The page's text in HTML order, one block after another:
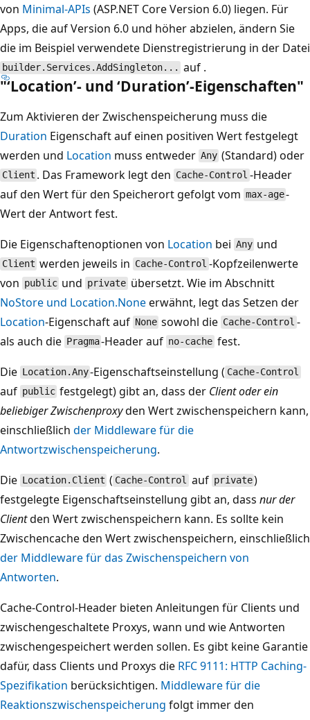
von Minimal-APIs (ASP.NET Core Version 6.0) liegen. Für
Apps, die auf Version 6.0 und höher abzielen, ändern Sie
die im Beispiel verwendete Dienstregistrierung in der Datei
builder.Services.AddSingleton... auf .
"‘Location’- und ‘Duration’-Eigenschaften"
Zum Aktivieren der Zwischenspeicherung muss die
Duration Eigenschaft auf einen positiven Wert festgelegt
werden und Location muss entweder Any (Standard) oder
Client . Das Framework legt den Cache-Control -Header
auf den Wert für den Speicherort gefolgt vom max-age-
Wert der Antwort fest.
Die Eigenschaftenoptionen von Location bei Any und
Client werden jeweils in Cache-Control -Kopfzeilenwerte
von public und private übersetzt. Wie im Abschnitt
NoStore und Location.Noneerwähnt, legt das Setzen der
Location-Eigenschaft auf None sowohl die Cache-Control -
als auch die Pragma-Header auf no-cache fest.
Die Location.Any-Eigenschaftseinstellung ( Cache-Control
auf public festgelegt) gibt an, dass der Client oder ein
beliebiger Zwischenproxyden Wert zwischenspeichern kann,
einschließlich der Middleware für die
Antwortzwischenspeicherung.
Die Location.Client ( Cache-Control auf private)
festgelegte Eigenschaftseinstellung gibt an, dass nur der
Clientden Wert zwischenspeichern kann. Es sollte kein
Zwischencache den Wert zwischenspeichern, einschließlich
der Middleware für das Zwischenspeichern von
Antworten.
Cache-Control-Header bieten Anleitungen für Clients und
zwischengeschaltete Proxys, wann und wie Antworten
zwischengespeichert werden sollen. Es gibt keine Garantie
dafür, dass Clients und Proxys die RFC 9111: HTTP Caching-
Spezifikation berücksichtigen. Middleware für die
Reaktionszwischenspeicherung folgt immer den